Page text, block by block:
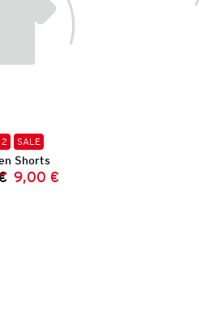
SALE
Shorts
Vorheriger Preis:
Neuer Preis:
9,00 €